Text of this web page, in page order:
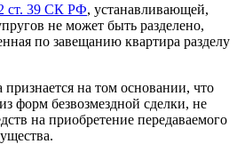
ст. 39 СК РФ, устанавливающей,
не может быть разделено,
по завещанию квартира разделу
на том основании, что
форм безвозмездной сделки, не
на приобретение передаваемого